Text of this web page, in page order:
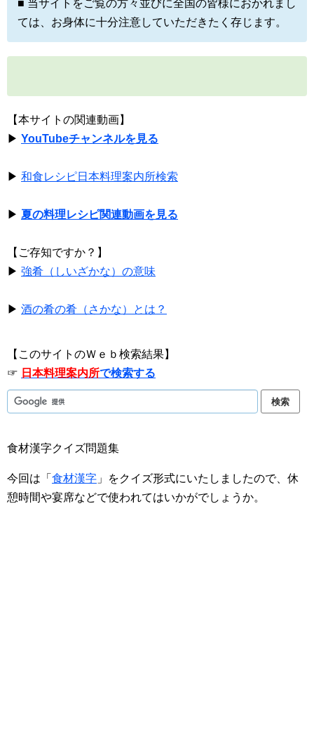
■ 当サイトをご覧の方々並びに全国の皆様におかれまし
ては、お身体に十分注意していただきたく存じます。
【本サイトの関連動画】
▶ YouTubeチャンネルを見る
▶ 和食レシピ日本料理案内所検索
▶ 夏の料理レシピ関連動画を見る
【ご存知ですか？】
▶ 強肴（しいざかな）の意味
▶ 酒の肴の肴（さかな）とは？
【このサイトのＷｅｂ検索結果】
☞ 日本料理案内所で検索する
食材漢字クイズ問題集
今回は「 食材漢字 」をクイズ形式にいたしましたので、休
憩時間や宴席などで使われてはいかがでしょうか。